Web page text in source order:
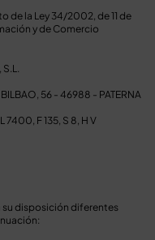
de la Ley 34/2002, de 11 de
y de Comercio
56 - 46988 - PATERNA
7400, F 135, S 8, H V
su disposición diferentes